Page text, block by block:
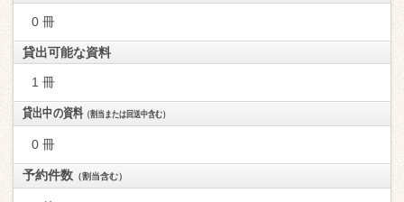
0 冊
貸出可能な資料
1 冊
貸出中の資料（割当または回送中含む）
0 冊
予約件数 （割当含む）